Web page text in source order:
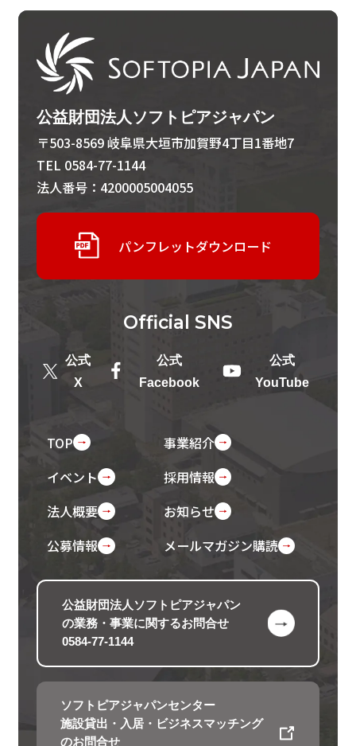
公益財団法人ソフトピアジャパン
〒503-8569 岐阜県大垣市加賀野4丁目1番地7
TEL 0584-77-1144
法人番号：4200005004055
パンフレットダウンロード
Official SNS
公式
X
公式
Facebook
公式
YouTube
TOP
事業紹介
イベント
採用情報
法人概要
お知らせ
公募情報
メールマガジン購読
公益財団法人ソフトピアジャパン
の業務・事業に関するお問合せ
0584-77-1144
ソフトピアジャパンセンター
施設貸出・入居・ビジネスマッチング
のお問合せ